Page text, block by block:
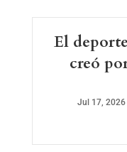
El
creó
Jul 17, 2026|